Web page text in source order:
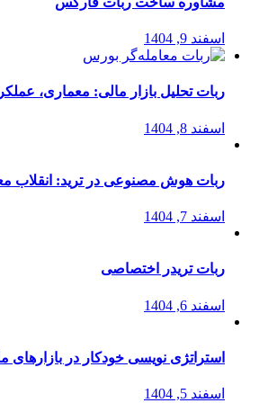
اسفند 9, 1404
ربات تحلیل بازار مالی: معماری،
اسفند 8, 1404
ربات هوش مصنوعی در ترید: انقلاب
اسفند 7, 1404
ربات تریدر اختصاصی
اسفند 6, 1404
استراتژی‌ نویسی خودکار در بازارهای
اسفند 5, 1404